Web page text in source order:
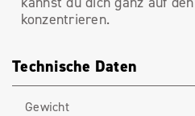
konzentrieren.
Technische Daten
Gewicht